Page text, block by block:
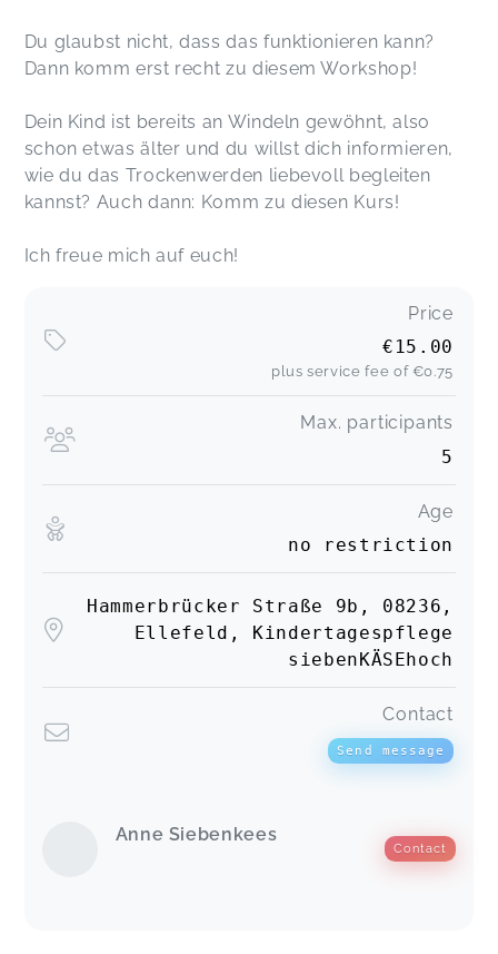
Du glaubst nicht, dass das funktionieren kann?
Dann komm erst recht zu diesem Workshop!
Dein Kind ist bereits an Windeln gewöhnt, also
schon etwas älter und du willst dich informieren,
wie du das Trockenwerden liebevoll begleiten
kannst? Auch dann: Komm zu diesen Kurs!
Ich freue mich auf euch!
Price
€15.00
plus service fee of €0.75
Max. participants
5
Age
no restriction
Hammerbrücker Straße 9b, 08236,
Ellefeld, Kindertagespflege
siebenKÄSEhoch
Contact
Send message
Anne Siebenkees
Contact